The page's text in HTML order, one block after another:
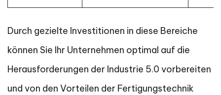
Durch gezielte Investitionen in diese Bereiche
können Sie Ihr Unternehmen optimal auf die
Herausforderungen der Industrie 5.0 vorbereiten
und von den Vorteilen der Fertigungstechnik